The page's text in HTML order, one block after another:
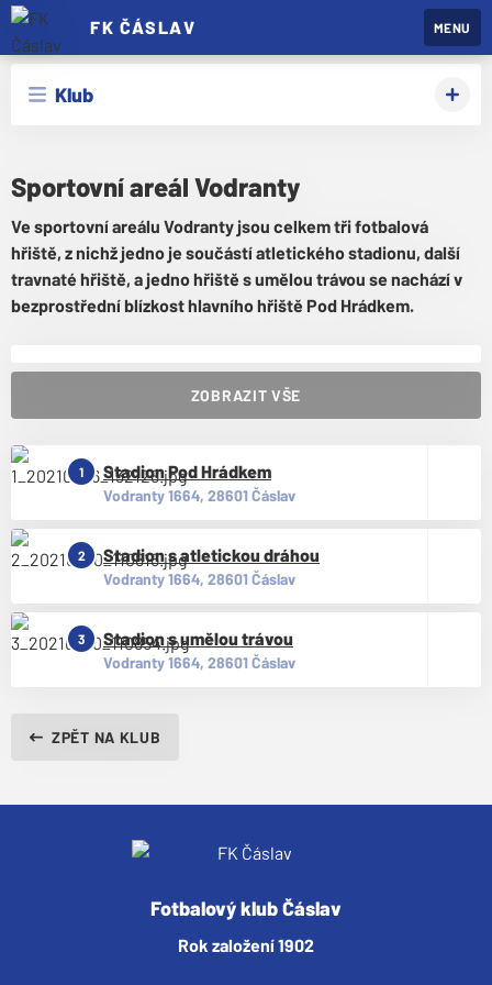
FK ČÁSLAV MENU
Klub
Sportovní areál Vodranty
Ve sportovní areálu Vodranty jsou celkem tři fotbalová
hřiště, z nichž jedno je součástí atletického stadionu, další
travnaté hřiště, a jedno hřiště s umělou trávou se nachází v
bezprostřední blízkost hlavního hřiště Pod Hrádkem.
ZOBRAZIT VŠE
Stadion Pod Hrádkem
Vodranty 1664, 28601 Čáslav
1
Stadion s atletickou dráhou
Vodranty 1664, 28601 Čáslav
2
Stadion s umělou trávou
Vodranty 1664, 28601 Čáslav
3
ZPĚT NA KLUB
Fotbalový klub Čáslav
Rok založení 1902